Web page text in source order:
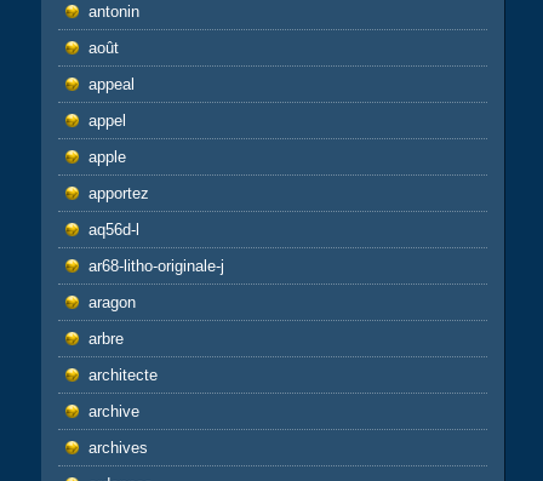
antonin
août
appeal
appel
apple
apportez
aq56d-l
ar68-litho-originale-j
aragon
arbre
architecte
archive
archives